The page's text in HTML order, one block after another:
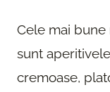
Cele mai
sunt
cremoase,